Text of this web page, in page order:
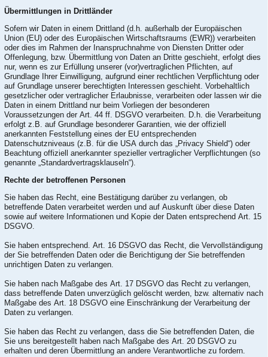
Übermittlungen in Drittländer
Sofern wir Daten in einem Drittland (d.h. außerhalb der Europäischen
Union (EU) oder des Europäischen Wirtschaftsraums (EWR)) verarbeiten
oder dies im Rahmen der Inanspruchnahme von Diensten Dritter oder
Offenlegung, bzw. Übermittlung von Daten an Dritte geschieht, erfolgt dies
nur, wenn es zur Erfüllung unserer (vor)vertraglichen Pflichten, auf
Grundlage Ihrer Einwilligung, aufgrund einer rechtlichen Verpflichtung oder
auf Grundlage unserer berechtigten Interessen geschieht. Vorbehaltlich
gesetzlicher oder vertraglicher Erlaubnisse, verarbeiten oder lassen wir die
Daten in einem Drittland nur beim Vorliegen der besonderen
Voraussetzungen der Art. 44 ff. DSGVO verarbeiten. D.h. die Verarbeitung
erfolgt z.B. auf Grundlage besonderer Garantien, wie der offiziell
anerkannten Feststellung eines der EU entsprechenden
Datenschutzniveaus (z.B. für die USA durch das „Privacy Shield“) oder
Beachtung offiziell anerkannter spezieller vertraglicher Verpflichtungen (so
genannte „Standardvertragsklauseln“).
Rechte der betroffenen Personen
Sie haben das Recht, eine Bestätigung darüber zu verlangen, ob
betreffende Daten verarbeitet werden und auf Auskunft über diese Daten
sowie auf weitere Informationen und Kopie der Daten entsprechend Art. 15
DSGVO.
Sie haben entsprechend. Art. 16 DSGVO das Recht, die Vervollständigung
der Sie betreffenden Daten oder die Berichtigung der Sie betreffenden
unrichtigen Daten zu verlangen.
Sie haben nach Maßgabe des Art. 17 DSGVO das Recht zu verlangen,
dass betreffende Daten unverzüglich gelöscht werden, bzw. alternativ nach
Maßgabe des Art. 18 DSGVO eine Einschränkung der Verarbeitung der
Daten zu verlangen.
Sie haben das Recht zu verlangen, dass die Sie betreffenden Daten, die
Sie uns bereitgestellt haben nach Maßgabe des Art. 20 DSGVO zu
erhalten und deren Übermittlung an andere Verantwortliche zu fordern.